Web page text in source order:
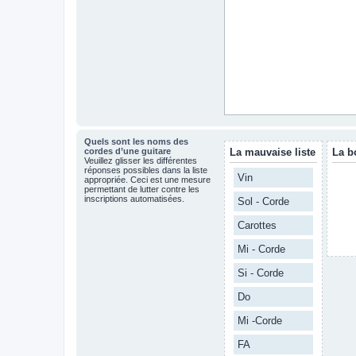
Quels sont les noms des
cordes d’une guitare
Veuillez glisser les différentes
réponses possibles dans la liste
appropriée. Ceci est une mesure
permettant de lutter contre les
inscriptions automatisées.
La mauvaise liste
Vin
Sol - Corde
Carottes
Mi - Corde
Si - Corde
Do
Mi -Corde
FA
La